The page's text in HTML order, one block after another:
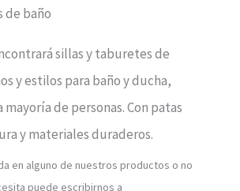
de baño
sillas y taburetes de
y estilos para baño y ducha,
de personas. Con patas
y materiales duraderos.
en alguno de nuestros productos o no
puede escribirnos a